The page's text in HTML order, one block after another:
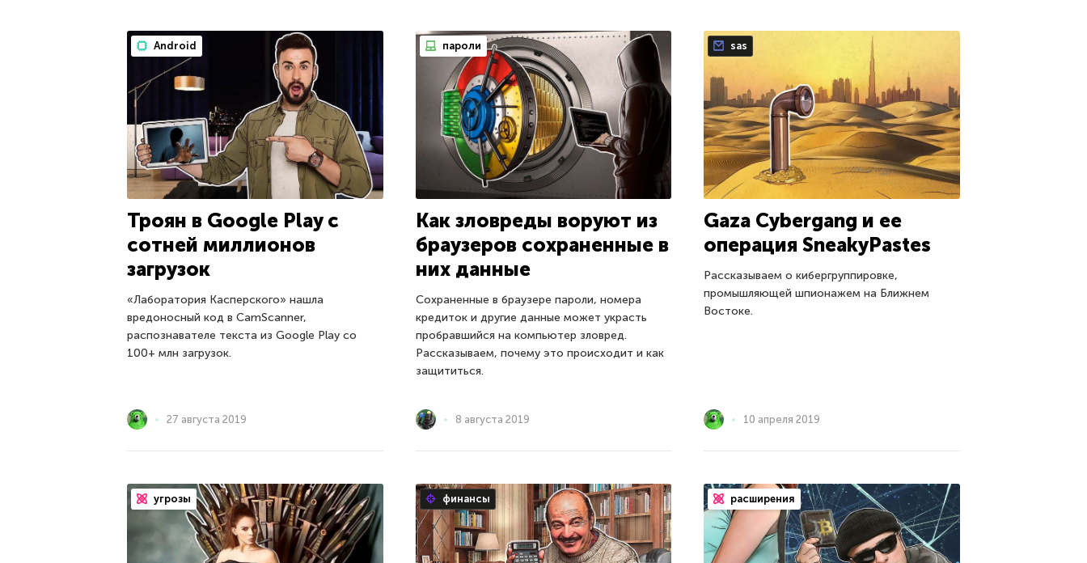
Android
Троян в Google Play с
сотней миллионов
загрузок
«Лаборатория Касперского» нашла
вредоносный код в CamScanner,
распознавателе текста из Google Play со
100+ млн загрузок.
27 августа 2019
пароли
Как зловреды воруют из
браузеров сохраненные в
них данные
Сохраненные в браузере пароли, номера
кредиток и другие данные может украсть
пробравшийся на компьютер зловред.
Рассказываем, почему это происходит и как
защититься.
8 августа 2019
sas
Gaza Cybergang и ее
операция SneakyPastes
Рассказываем о кибергруппировке,
промышляющей шпионажем на Ближнем
Востоке.
10 апреля 2019
угрозы финансы расширения